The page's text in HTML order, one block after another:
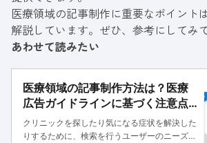
医療領域の記事制作に重要なポイント
解説しています。ぜひ、参考にしてみ
あわせて読みたい
医療領域の記事制作方法は？医療
広告ガイドラインに基づく注意点
や外注時のポイントを解説
クリニックを探したり気になる症状を解決した
りするために、検索を行うユーザーのニーズに